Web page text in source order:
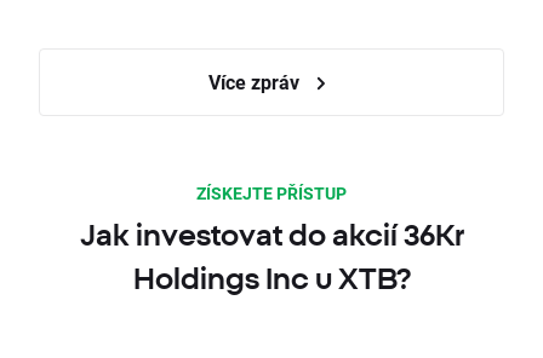
Více zpráv
ZÍSKEJTE PŘÍSTUP
Jak investovat do akcií 36Kr
Holdings Inc u XTB?